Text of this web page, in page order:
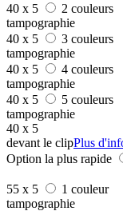
40 x 5
2 couleurs
tampographie
40 x 5
3 couleurs
tampographie
40 x 5
4 couleurs
tampographie
40 x 5
5 couleurs
tampographie
40 x 5
devant le clipPlus
Option la plus rapide
55 x 5
1 couleur
tampographie